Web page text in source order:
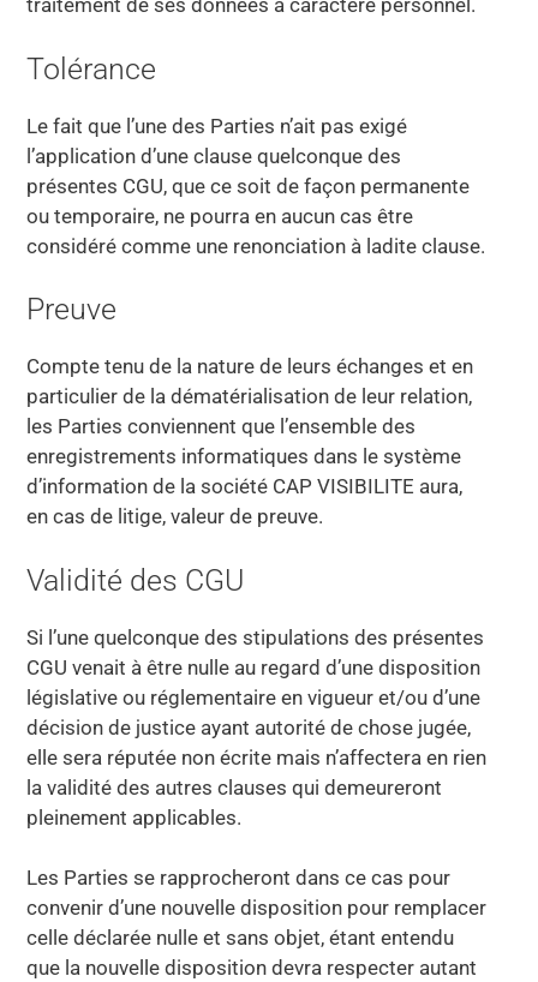
traitement de ses données à caractère personnel.
Tolérance
Le fait que l’une des Parties n’ait pas exigé
l’application d’une clause quelconque des
présentes CGU, que ce soit de façon permanente
ou temporaire, ne pourra en aucun cas être
considéré comme une renonciation à ladite clause.
Preuve
Compte tenu de la nature de leurs échanges et en
particulier de la dématérialisation de leur relation,
les Parties conviennent que l’ensemble des
enregistrements informatiques dans le système
d’information de la société CAP VISIBILITE aura,
en cas de litige, valeur de preuve.
Validité des CGU
Si l’une quelconque des stipulations des présentes
CGU venait à être nulle au regard d’une disposition
législative ou réglementaire en vigueur et/ou d’une
décision de justice ayant autorité de chose jugée,
elle sera réputée non écrite mais n’affectera en rien
la validité des autres clauses qui demeureront
pleinement applicables.
Les Parties se rapprocheront dans ce cas pour
convenir d’une nouvelle disposition pour remplacer
celle déclarée nulle et sans objet, étant entendu
que la nouvelle disposition devra respecter autant